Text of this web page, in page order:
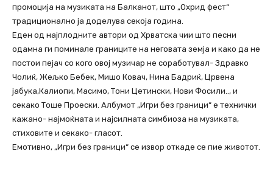
промоција на музиката на Балканот, што „Охрид фест“
традиционално ја доделува секоја година.
Еден од најплодните автори од Хрватска чии што песни
одамна ги поминале границите на неговата земја и како да не
постои пејач со кого овој музичар не соработувал- Здравко
Чолиќ, Жељко Бебек, Мишо Ковач, Нина Бадриќ, Црвена
јабука,Калиопи, Масимо, Тони Цетински, Нови Фосили.., и
секако Тоше Проески. Албумот „Игри без граници“ е технички
кажано- најмоќната и најсилната симбиоза на музиката,
стиховите и секако- гласот.
Емотивно, „Игри без граници“ се извор откаде се пие животот.